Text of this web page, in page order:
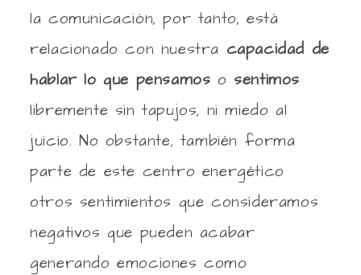
la comunicación, por tanto, está
relacionado con nuestra capacidad de
hablar lo que pensamos o sentimos
libremente sin tapujos, ni miedo al
juicio. No obstante, también forma
parte de este centro energético
otros sentimientos que consideramos
negativos que pueden acabar
generando emociones como